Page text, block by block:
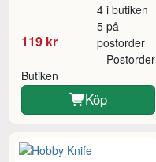
119 kr
4 i butiken
5 på
postorder
Butiken
Postorder
Köp